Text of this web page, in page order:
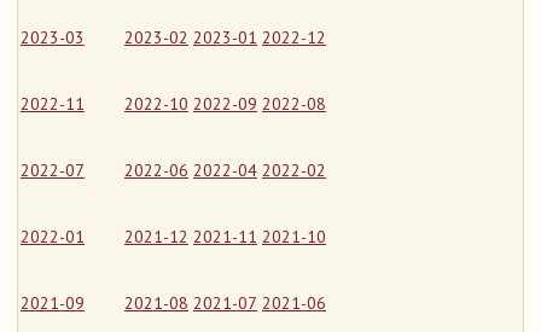
2023-03 2023-02 2023-01 2022-12
2022-11 2022-10 2022-09 2022-08
2022-07 2022-06 2022-04 2022-02
2022-01 2021-12 2021-11 2021-10
2021-09 2021-08 2021-07 2021-06